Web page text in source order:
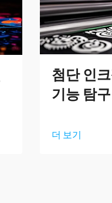
첨단 인
기능 탐구
더 보기